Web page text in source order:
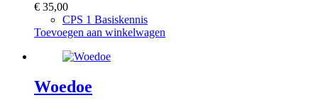
€ 35,00
CPS 1 Basiskennis
Toevoegen aan winkelwagen
Woedoe